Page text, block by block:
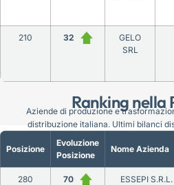
Ranking nella
210 32
GELO
SRL
Posizione
Evoluzione
Posizione
Nome Azienda
280 70
ESSEPI S.R.L.
Aziende di produzione e
distribuzione italiana. Ultimi bilanci